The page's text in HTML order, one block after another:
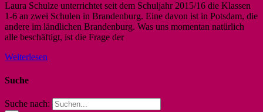
Laura Schulze unterrichtet seit dem Schuljahr 2015/16 die Klassen
1-6 an zwei Schulen in Brandenburg. Eine davon ist in Potsdam, die
andere im ländlichen Brandenburg. Was uns momentan natürlich
alle beschäftigt, ist die Frage der
Weiterlesen
Suche
Suche nach: